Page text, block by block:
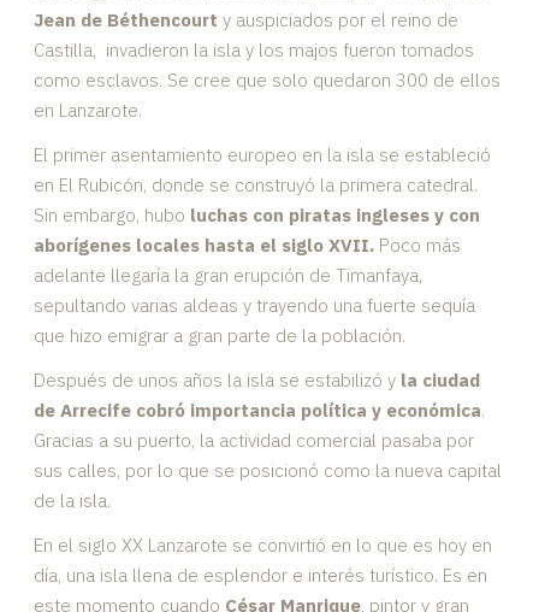
Jean de Béthencourt y auspiciados por el reino de
Castilla, invadieron la isla y los majos fueron tomados
como esclavos. Se cree que solo quedaron 300 de ellos
en Lanzarote.
El primer asentamiento europeo en la isla se estableció
en El Rubicón, donde se construyó la primera catedral.
Sin embargo, hubo luchas con piratas ingleses y con
aborígenes locales hasta el siglo XVII. Poco más
adelante llegaría la gran erupción de Timanfaya,
sepultando varias aldeas y trayendo una fuerte sequía
que hizo emigrar a gran parte de la población.
Después de unos años la isla se estabilizó y la ciudad
de Arrecife cobró importancia política y económica.
Gracias a su puerto, la actividad comercial pasaba por
sus calles, por lo que se posicionó como la nueva capital
de la isla.
En el siglo XX Lanzarote se convirtió en lo que es hoy en
día, una isla llena de esplendor e interés turístico. Es en
este momento cuando César Manrique, pintor y gran